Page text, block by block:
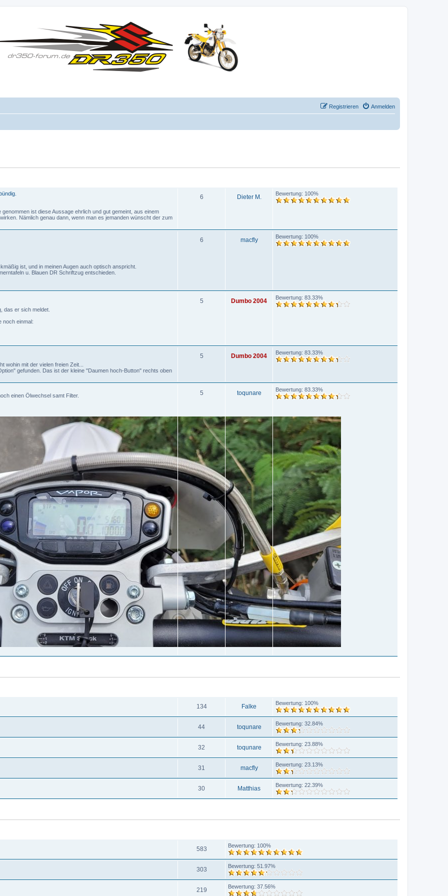
Anmelden
Registrieren
ist diese Aussage ehrlich und gut gemeint, aus einem
Nämlich genau dann, wenn man es jemanden wünscht der zum
6 Dieter M. Bewertung: 100%
ist, und in meinen Augen auch optisch anspricht.
u. Blauen DR Schriftzug entschieden.
6 macfly Bewertung: 100%
das er sich meldet.
noch einmal:
5 Dumbo 2004 Bewertung: 83.33%
wohin mit der vielen freien Zeit...
gefunden. Das ist der kleine "Daumen hoch-Button" rechts oben
5 Dumbo 2004 Bewertung: 83.33%
einen Ölwechsel samt Filter. 5 toqunare Bewertung: 83.33%
134 Falke Bewertung: 100%
44 toqunare Bewertung: 32.84%
32 toqunare Bewertung: 23.88%
31 macfly Bewertung: 23.13%
30 Matthias Bewertung: 22.39%
583 Bewertung: 100%
303 Bewertung: 51.97%
219 Bewertung: 37.56%